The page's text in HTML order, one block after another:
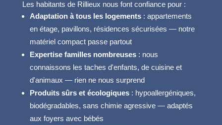
Les habitants de Rillieux nous font confiance pour :
Adaptation à tous les logements: appartements
en étage, pavillons, résidences sécurisées — notre
matériel compact passe partout
Expertise familles nombreuses: nous
connaissons les taches d'enfants, de cuisine et
d'animaux — rien ne nous surprend
Produits sûrs et écologiques: hypoallergéniques,
biodégradables, sans chimie agressive — adaptés
aux foyers avec bébés